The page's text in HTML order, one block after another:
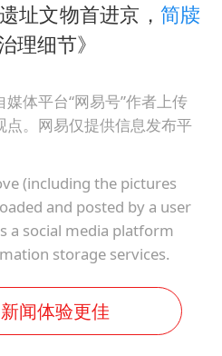
“准2万亿”之城点名支持三所大学
近平心系体育强国建设
址文物首进京， 简牍
理细节》
体平台“网易号”作者上传
点。网易仅提供信息发布平
(including the pictures
and posted by a user
a social media platform
storage services.
闻体验更佳